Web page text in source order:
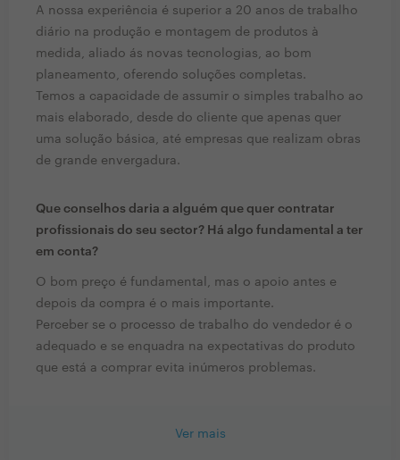
A nossa experiência é superior a 20 anos de trabalho
diário na produção e montagem de produtos à
medida, aliado ás novas tecnologias, ao bom
planeamento, oferendo soluções completas.
Temos a capacidade de assumir o simples trabalho ao
mais elaborado, desde do cliente que apenas quer
uma solução básica, até empresas que realizam obras
de grande envergadura.
Que conselhos daria a alguém que quer contratar
profissionais do seu sector? Há algo fundamental a ter
em conta?
O bom preço é fundamental, mas o apoio antes e
depois da compra é o mais importante.
Perceber se o processo de trabalho do vendedor é o
adequado e se enquadra na expectativas do produto
que está a comprar evita inúmeros problemas.
Ver mais